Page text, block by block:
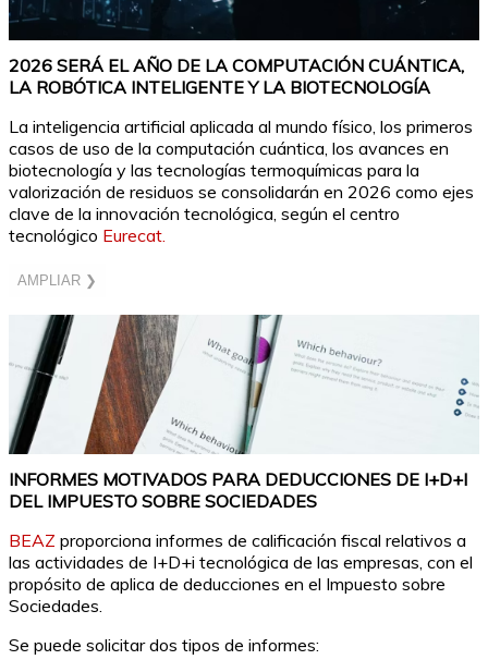
2026 SERÁ EL AÑO DE LA COMPUTACIÓN CUÁNTICA,
LA ROBÓTICA INTELIGENTE Y LA BIOTECNOLOGÍA
La inteligencia artificial aplicada al mundo físico, los primeros
casos de uso de la computación cuántica, los avances en
biotecnología y las tecnologías termoquímicas para la
valorización de residuos se consolidarán en 2026 como ejes
clave de la innovación tecnológica, según el centro
tecnológico Eurecat.
AMPLIAR ❯
INFORMES MOTIVADOS PARA DEDUCCIONES DE I+D+I
DEL IMPUESTO SOBRE SOCIEDADES
BEAZ proporciona informes de calificación fiscal relativos a
las actividades de I+D+i tecnológica de las empresas, con el
propósito de aplica de deducciones en el Impuesto sobre
Sociedades.
Se puede solicitar dos tipos de informes: